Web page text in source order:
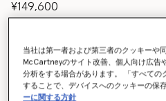
¥149,600
カラー ピュアホワイト
選択
当社は第一者および第三者のクッキーや
McCartneyのサイト改善、個人向け広告
分析をする場合があります。 「すべての
することで、デバイスへのクッキーの保
ーに関する方針